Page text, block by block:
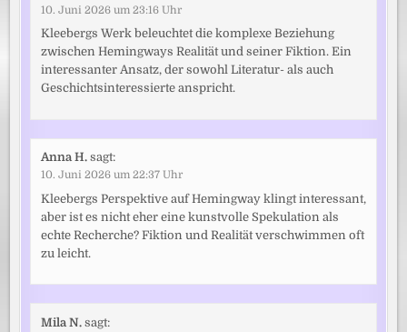
10. Juni 2026 um 23:16 Uhr
Kleebergs Werk beleuchtet die komplexe Beziehung
zwischen Hemingways Realität und seiner Fiktion. Ein
interessanter Ansatz, der sowohl Literatur- als auch
Geschichtsinteressierte anspricht.
Anna H. sagt:
10. Juni 2026 um 22:37 Uhr
Kleebergs Perspektive auf Hemingway klingt interessant,
aber ist es nicht eher eine kunstvolle Spekulation als
echte Recherche? Fiktion und Realität verschwimmen oft
zu leicht.
Mila N. sagt: